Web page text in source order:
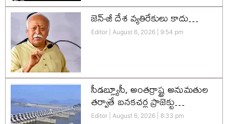
జెన్-జీ దేశ వ్యతిరేకులు కాదు…
Editor August 6, 2026 9:54 pm
సీడబ్ల్యూసీ, అంతర్రాష్ట్ర అనుమతుల
తర్వాతే బనకచర్ల ప్రాజెక్టు…
Editor August 6, 2026 8:33 pm